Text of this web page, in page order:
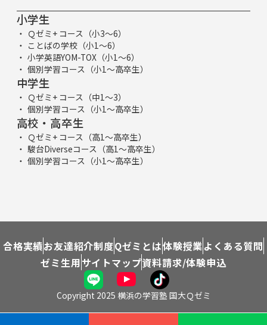
小学生
Ｑゼミ+ コース（小3～6）
ことばの学校（小1～6）
小学英語YOM-TOX（小1～6）
個別学習コース（小1～高卒生）
中学生
Ｑゼミ+ コース（中1～3）
個別学習コース（小1～高卒生）
高校・高卒生
Ｑゼミ+ コース（高1～高卒生）
駿台Diverseコース（高1～高卒生）
個別学習コース（小1～高卒生）
合格実績お友達紹介制度Qゼミとは体験授業よくある質問
ゼミ生用サイトマップ資料請求/体験申込
Copyright 2025 横浜の学習塾 国大Ｑゼミ